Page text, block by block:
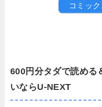
コミッ
600円分タダで読める
いならU-NEXT